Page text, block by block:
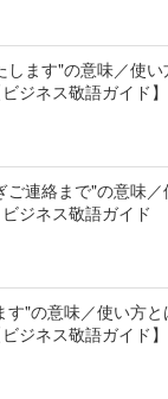
します"の意味／使
ジネス敬語ガイド】
ご連絡まで"の意味／
ジネス敬語ガイド
す"の意味／使い方
ジネス敬語ガイド】